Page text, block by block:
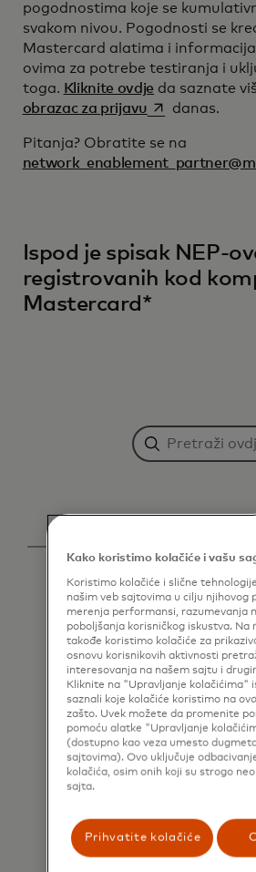
pogodnostima koje se
svakom nivou. Pogodnosti se
Mastercard alatima i
ovima za potrebe testiranja i
toga. Kliknite ovdje da saznate
obrazac za prijavuopens in a new
danas.
Pitanja? Obratite se na
Ispod je spisak NEP-
registrovanih kod
Mastercard*
Kako koristimo kolačiće i vašu
Koristimo kolačiće i slične
našim veb sajtovima u cilju njihovog
merenja performansi, razumevanja
poboljšanja korisničkog iskustva. Na
takođe koristimo kolačiće za
osnovu korisnikovih aktivnosti
interesovanja na našem sajtu i
Kliknite na "Upravljanje kolačićima"
saznali koje kolačiće koristimo na
zašto. Uvek možete da promenite
pomoću alatke "Upravljanje
(dostupno kao veza umesto
sajtovima). Ovo uključuje
kolačića, osim onih koji su strogo
sajta.
Prihvatite kolačiće